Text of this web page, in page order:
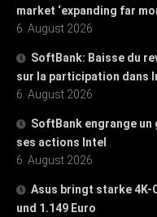
market ‘expanding far
6. August 2026
SoftBank: Baisse du
sur la participation dans
6. August 2026
SoftBank engrange un
ses actions Intel
6. August 2026
Asus bringt starke 4K-
und 1.149 Euro